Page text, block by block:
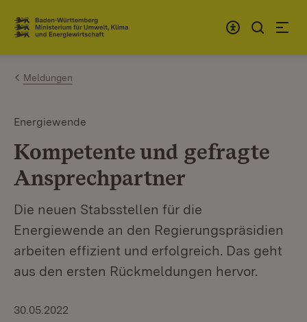
Zum Inhalt springen
Link zur Startseite
Meldungen
Energiewende
Kompetente und gefragte
Ansprechpartner
Die neuen Stabsstellen für die
Energiewende an den Regierungspräsidien
arbeiten effizient und erfolgreich. Das geht
aus den ersten Rückmeldungen hervor.
30.05.2022